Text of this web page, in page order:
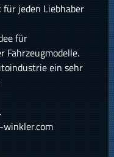
für jeden Liebhaber
für
Fahrzeugmodelle.
ein sehr